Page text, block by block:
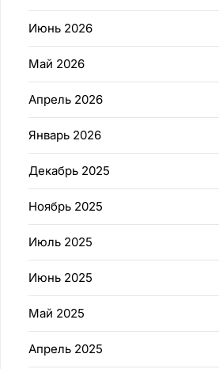
Июнь 2026
Май 2026
Апрель 2026
Январь 2026
Декабрь 2025
Ноябрь 2025
Июль 2025
Июнь 2025
Май 2025
Апрель 2025